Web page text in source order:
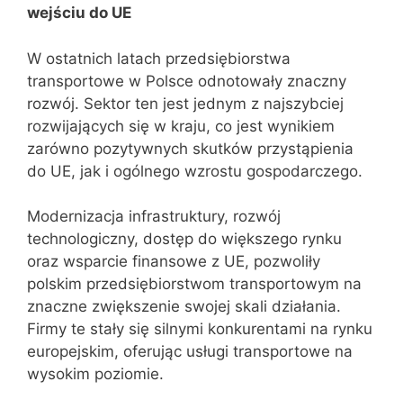
wejściu do UE
W ostatnich latach przedsiębiorstwa
transportowe w Polsce odnotowały znaczny
rozwój. Sektor ten jest jednym z najszybciej
rozwijających się w kraju, co jest wynikiem
zarówno pozytywnych skutków przystąpienia
do UE, jak i ogólnego wzrostu gospodarczego.
Modernizacja infrastruktury, rozwój
technologiczny, dostęp do większego rynku
oraz wsparcie finansowe z UE, pozwoliły
polskim przedsiębiorstwom transportowym na
znaczne zwiększenie swojej skali działania.
Firmy te stały się silnymi konkurentami na rynku
europejskim, oferując usługi transportowe na
wysokim poziomie.